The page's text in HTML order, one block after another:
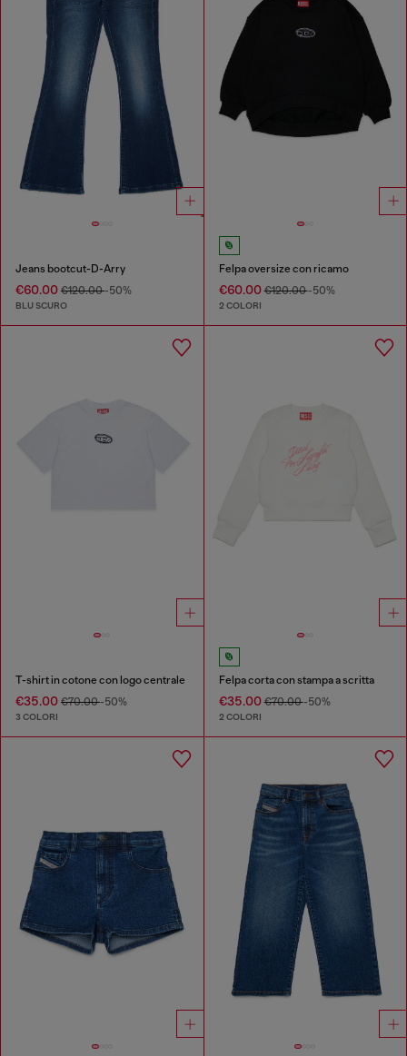
Jeans bootcut-D-Arry
€60.00 €120.00-50%
BLU SCURO
Felpa oversize con ricamo
€60.00€120.00-50%
2 COLORI
T-shirt in cotone con logo centrale
€35.00 €70.00-50%
3 COLORI
Felpa corta con stampa a scritta
€35.00€70.00-50%
2 COLORI